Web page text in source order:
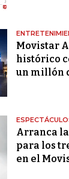
Movistar
histórico
un millón
Arranca
para los
en el